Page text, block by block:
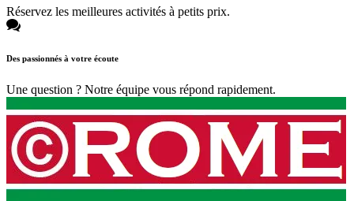
Réservez les meilleures activités à petits prix.
Des passionnés à votre écoute
Une question ? Notre équipe vous répond rapidement.